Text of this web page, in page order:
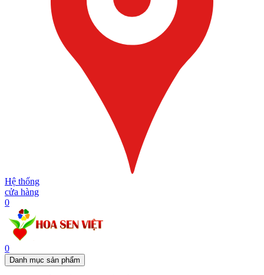
Hệ thống
cửa hàng
0
0
Danh mục sản phẩm